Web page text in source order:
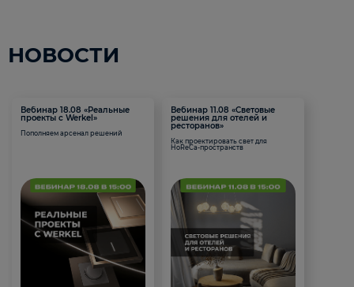
НОВОСТИ
Вебинар 18.08 «Реальные
проекты с Werkel»
Пополняем арсенал решений
Вебинар 11.08 «Световые
решения для отелей и
ресторанов»
Как проектировать свет для
HoReCa-пространств